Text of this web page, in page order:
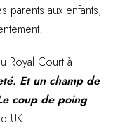
parents aux enfants,
Royal Court à
Et un champ de
coup de poing
UK